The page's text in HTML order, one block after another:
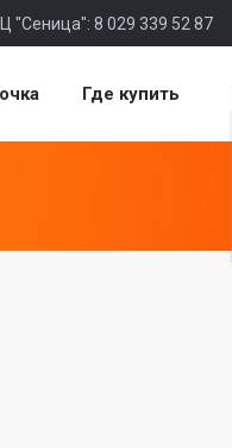
"Сеница": 8 029 339 52 87
Где купить